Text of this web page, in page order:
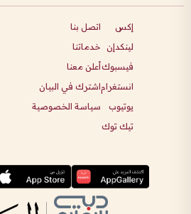
إكس
لينكدإن
فيسبوك
انستغرام
يوتيوب
تيك توك
اتصل بنا
خدماتنا
أعلن معنا
اشترك في البيان
سياسة الخصوصية